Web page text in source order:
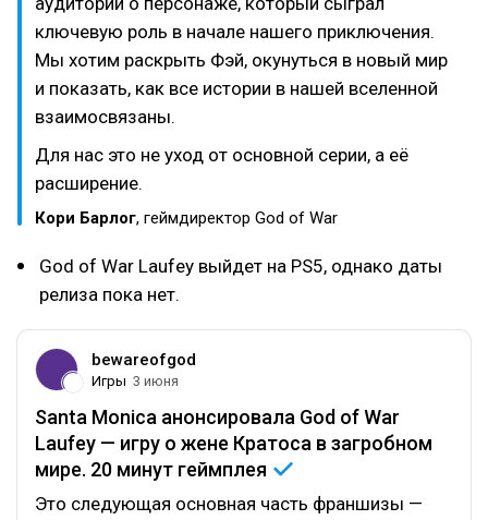
ключевую роль в начале нашего приключения.
Мы хотим раскрыть Фэй, окунуться в новый мир
и показать, как все истории в нашей вселенной
взаимосвязаны.
Для нас это не уход от основной серии, а её
расширение.
Кори Барлог, геймдиректор God of War
God of War Laufey выйдет на PS5, однако даты
релиза пока нет.
bewareofgod
Игры 3 июня
Santa Monica анонсировала God of War
Laufey — игру о жене Кратоса в загробном
мире. 20 минут геймплея
Это следующая основная часть франшизы —